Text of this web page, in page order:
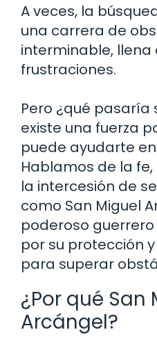
A veces, la
una carrera de
interminable,
frustraciones.
Pero ¿qué pasaría
existe una fuerza
puede ayudarte
Hablamos de la
la intercesión de
como San Miguel
poderoso
por su protección
para superar
¿Por qué San
Arcángel?